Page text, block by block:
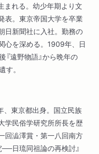
まれる。幼少年期より文
表。東京帝国大学を卒業
日新聞社に入社。勤務の
心を深める。1909年、日
『遠野物語』から晩年の
す。
、東京都出身。国立民族
学民俗学研究所所長を歴
回澁澤賞・第一八回南方
日琉同祖論の再検討』